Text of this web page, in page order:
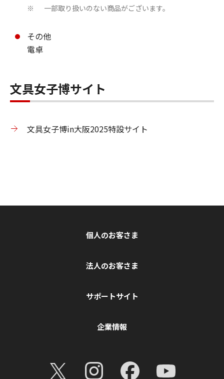
※ 一部取り扱いのない商品がございます。
その他
電卓
文具女子博サイト
文具女子博in大阪2025特設サイト
個人のお客さま
法人のお客さま
サポートサイト
企業情報